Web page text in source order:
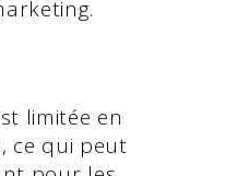
limitée en
ce qui peut